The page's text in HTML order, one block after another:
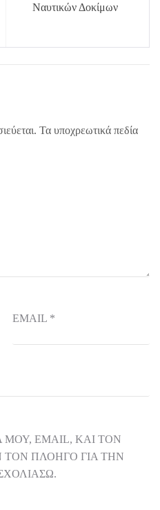
Ναυτικών Δοκίμων
Τα υποχρεωτικά πεδία
EMAIL *
EMAIL, ΚΑΙ ΤΟΝ
ΤΟΝ ΠΛΟΗΓΌ ΓΙΑ ΤΗΝ